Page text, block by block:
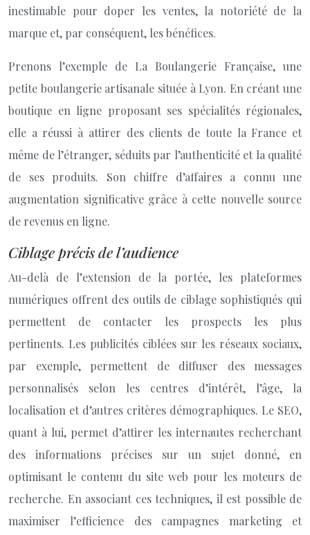
inestimable pour doper les ventes, la notoriété de la
marque et, par conséquent, les bénéfices.
Prenons l’exemple de La Boulangerie Française, une
petite boulangerie artisanale située à Lyon. En créant une
boutique en ligne proposant ses spécialités régionales,
elle a réussi à attirer des clients de toute la France et
même de l’étranger, séduits par l’authenticité et la qualité
de ses produits. Son chiffre d’affaires a connu une
augmentation significative grâce à cette nouvelle source
de revenus en ligne.
Ciblage précis de l’audience
Au-delà de l’extension de la portée, les plateformes
numériques offrent des outils de ciblage sophistiqués qui
permettent de contacter les prospects les plus
pertinents. Les publicités ciblées sur les réseaux sociaux,
par exemple, permettent de diffuser des messages
personnalisés selon les centres d’intérêt, l’âge, la
localisation et d’autres critères démographiques. Le SEO,
quant à lui, permet d’attirer les internautes recherchant
des informations précises sur un sujet donné, en
optimisant le contenu du site web pour les moteurs de
recherche. En associant ces techniques, il est possible de
maximiser l’efficience des campagnes marketing et